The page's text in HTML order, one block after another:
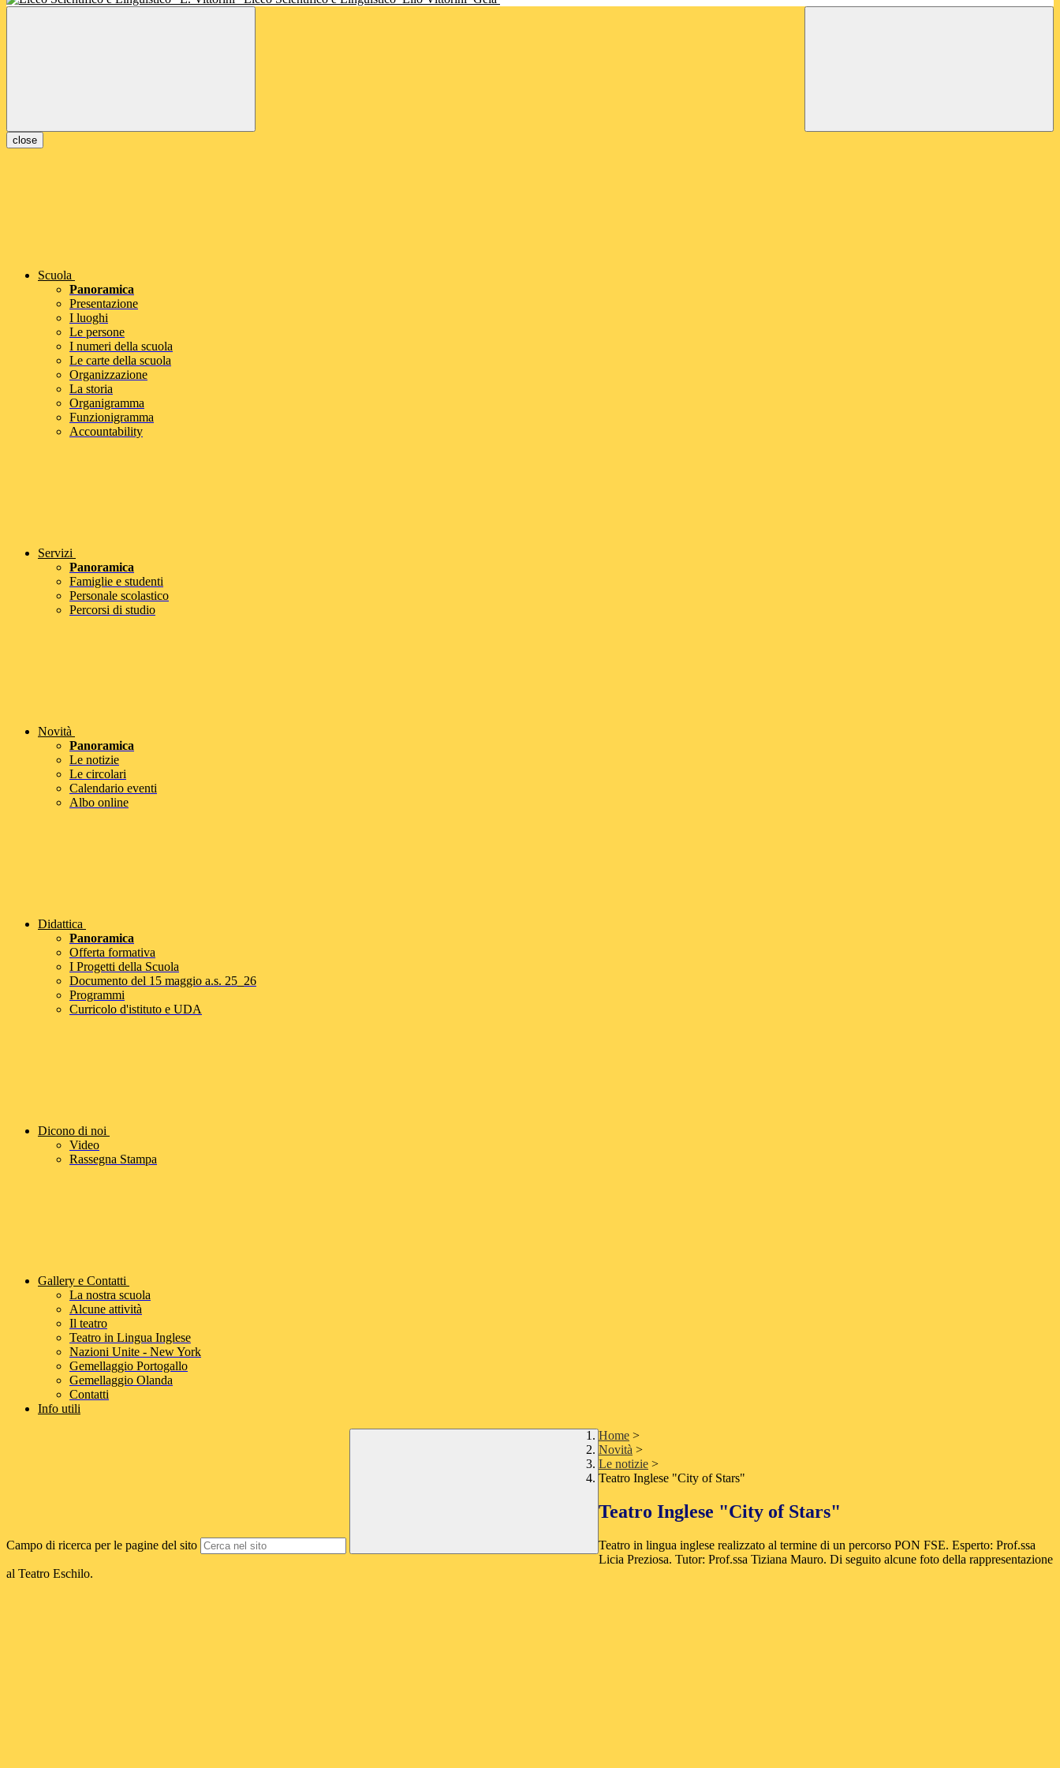
close
Scuola
Panoramica
Presentazione
I luoghi
Le persone
I numeri della scuola
Le carte della scuola
Organizzazione
La storia
Organigramma
Funzionigramma
Accountability
Servizi
Panoramica
Famiglie e studenti
Personale scolastico
Percorsi di studio
Novità
Panoramica
Le notizie
Le circolari
Calendario eventi
Albo online
Didattica
Panoramica
Offerta formativa
I Progetti della Scuola
Documento del 15 maggio a.s. 25_26
Programmi
Curricolo d'istituto e UDA
Dicono di noi
Video
Rassegna Stampa
Gallery e Contatti
La nostra scuola
Alcune attività
Il teatro
Teatro in Lingua Inglese
Nazioni Unite - New York
Gemellaggio Portogallo
Gemellaggio Olanda
Contatti
Info utili
Campo di ricerca per le pagine del sito
Home >
Novità >
Le notizie >
Teatro Inglese "City of Stars"
Teatro Inglese "City of Stars"
Teatro in lingua inglese realizzato al termine di un percorso PON FSE. Esperto: Prof.ssa
Licia Preziosa. Tutor: Prof.ssa Tiziana Mauro. Di seguito alcune foto della rappresentazione
al Teatro Eschilo.